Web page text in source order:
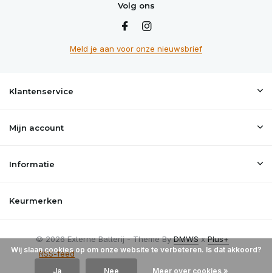
Volg ons
Meld je aan voor onze nieuwsbrief
Klantenservice
Mijn account
Informatie
Keurmerken
© 2026 Externe Batterij - Theme ByDMWSxPlus+
RSS-feed
Wij slaan cookies op om onze website te verbeteren. Is dat akkoord?
Ja Nee Meer over cookies »